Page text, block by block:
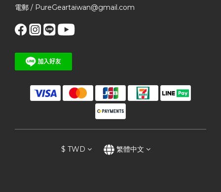
電郵 / PureGeartaiwan@gmail.com
$ TWD 繁體中文